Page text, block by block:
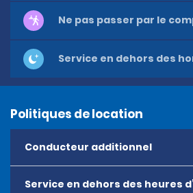
Ne pas passer par le
Service en dehors des
Politiques de location
Conducteur additionnel
Service en dehors des heures